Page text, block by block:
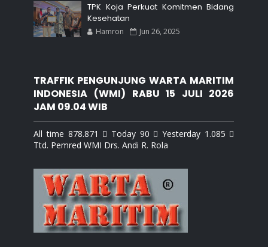
TPK Koja Perkuat Komitmen Bidang
Kesehatan
Hamron Jun 26, 2025
TRAFFIK PENGUNJUNG WARTA MARITIM
INDONESIA (WMI) RABU 15 JULI 2026
JAM 09.04 WIB
All time 878.871  Today 90  Yesterday 1.085 
Ttd. Pemred WMI Drs. Andi R. Rola